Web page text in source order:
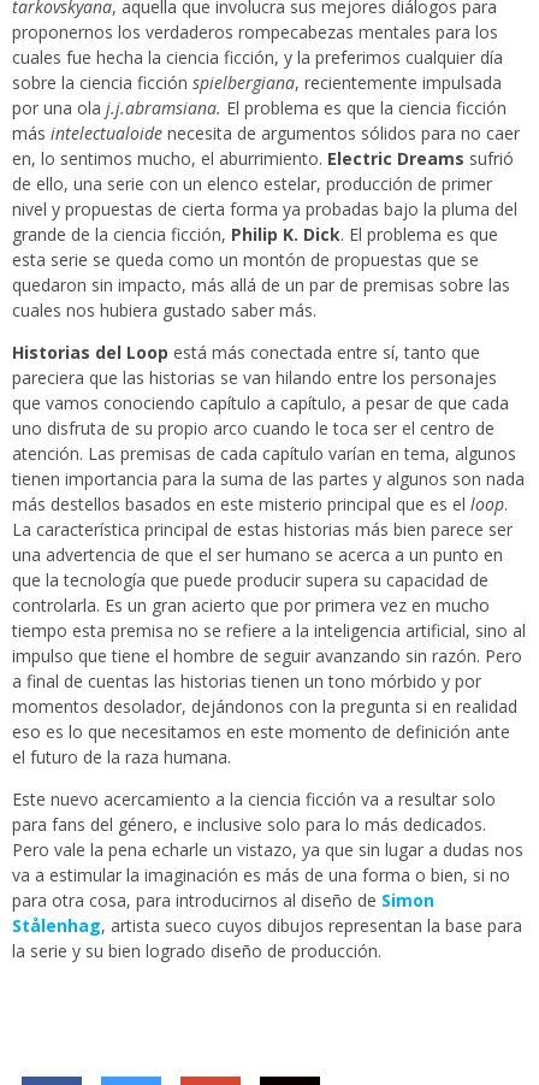
tarkovskyana, aquella que involucra sus mejores diálogos para
proponernos los verdaderos rompecabezas mentales para los
cuales fue hecha la ciencia ficción, y la preferimos cualquier día
sobre la ciencia ficción spielbergiana, recientemente impulsada
por una ola j.j.abramsiana. El problema es que la ciencia ficción
más intelectualoide necesita de argumentos sólidos para no caer
en, lo sentimos mucho, el aburrimiento. Electric Dreams sufrió
de ello, una serie con un elenco estelar, producción de primer
nivel y propuestas de cierta forma ya probadas bajo la pluma del
grande de la ciencia ficción, Philip K. Dick. El problema es que
esta serie se queda como un montón de propuestas que se
quedaron sin impacto, más allá de un par de premisas sobre las
cuales nos hubiera gustado saber más.
Historias del Loop está más conectada entre sí, tanto que
pareciera que las historias se van hilando entre los personajes
que vamos conociendo capítulo a capítulo, a pesar de que cada
uno disfruta de su propio arco cuando le toca ser el centro de
atención. Las premisas de cada capítulo varían en tema, algunos
tienen importancia para la suma de las partes y algunos son nada
más destellos basados en este misterio principal que es el loop.
La característica principal de estas historias más bien parece ser
una advertencia de que el ser humano se acerca a un punto en
que la tecnología que puede producir supera su capacidad de
controlarla. Es un gran acierto que por primera vez en mucho
tiempo esta premisa no se refiere a la inteligencia artificial, sino al
impulso que tiene el hombre de seguir avanzando sin razón. Pero
a final de cuentas las historias tienen un tono mórbido y por
momentos desolador, dejándonos con la pregunta si en realidad
eso es lo que necesitamos en este momento de definición ante
el futuro de la raza humana.
Este nuevo acercamiento a la ciencia ficción va a resultar solo
para fans del género, e inclusive solo para lo más dedicados.
Pero vale la pena echarle un vistazo, ya que sin lugar a dudas nos
va a estimular la imaginación es más de una forma o bien, si no
para otra cosa, para introducirnos al diseño de Simon
Stålenhag, artista sueco cuyos dibujos representan la base para
la serie y su bien logrado diseño de producción.